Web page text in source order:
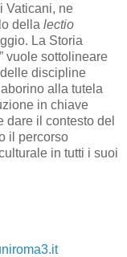
Vaticani, ne
della lectio
La Storia
vuole sottolineare
discipline
alla tutela
in chiave
dare il contesto del
il percorso
in tutti i suoi